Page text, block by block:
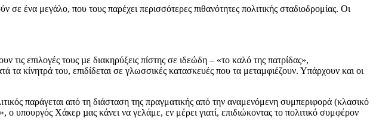
σε ένα μεγάλο, που τους παρέχει περισσότερες πιθανότητες πολιτικής σταδιοδρομίας. Οι
επιλογές τους µε διακηρύξεις πίστης σε ιδεώδη – «το καλό της πατρίδας»,
κίνητρά του, επιδίδεται σε γλωσσικές κατασκευές που τα μεταμφιέζουν. Υπάρχουν και οι
παράγεται από τη διάσταση της πραγματικής από την αναμενόμενη συμπεριφορά (κλασικό
Χάκερ µας κάνει να γελάμε, εν μέρει γιατί, επιδιώκοντας το πολιτικό συμφέρον